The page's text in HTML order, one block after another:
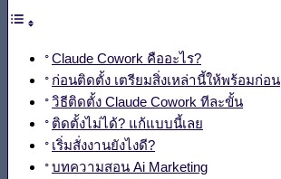
Claude Cowork คืออะไร?
ก่อนติดตั้ง เตรียมสิ่งเหล่านี้ให้พร้อมก่อน
วิธีติดตั้ง Claude Cowork ทีละขั้น
ติดตั้งไม่ได้? แก้แบบนี้เลย
เริ่มสั่งงานยังไงดี?
บทความสอน Ai Marketing